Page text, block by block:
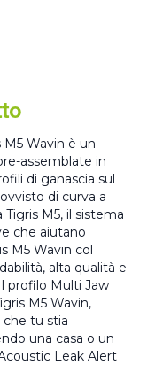
Wavin è un
assemblate in
di ganascia sul
di curva a
M5, il sistema
che aiutano
M5 Wavin col
alta qualità e
profilo Multi Jaw
M5 Wavin,
che tu stia
una casa o un
Leak Alert